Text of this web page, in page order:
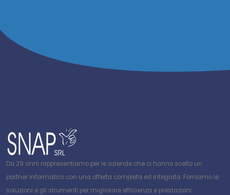
Da 29 anni rappresentiamo per le aziende che ci hanno scelto un
partner informatico con una offerta completa ed integrata. Forniamo le
soluzioni e gli strumenti per migliorare efficienza e prestazioni.